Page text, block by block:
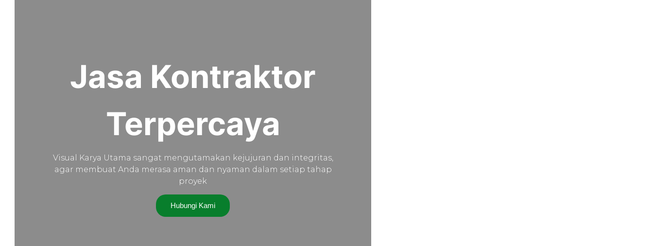
Jasa Kontraktor
Terpercaya
Visual Karya Utama sangat mengutamakan kejujuran dan integritas,
agar membuat Anda merasa aman dan nyaman dalam setiap tahap
proyek
Hubungi Kami